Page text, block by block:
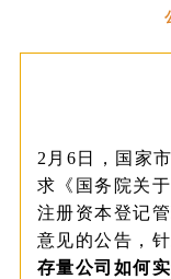
2月6日，国家
求《国务院关
注册资本登记
意见的公告，
存量公司如何